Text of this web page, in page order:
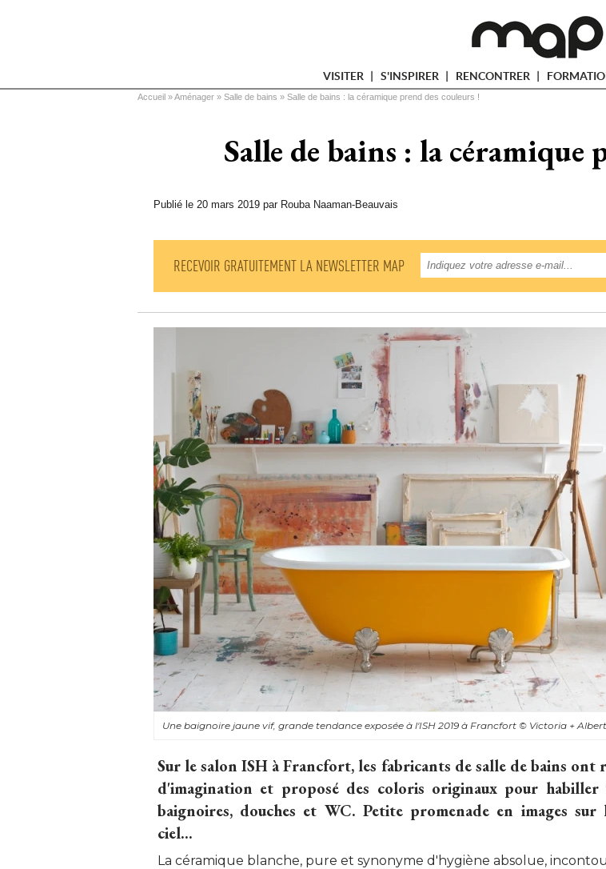
VISITER S'INSPIRER RENCONTRER
Vous êtes ici
Accueil » Aménager » Salle de bains » Salle de bains : la céramique prend des couleurs !
Salle de bains : la céramique
Publié le 20 mars 2019 par Rouba Naaman-Beauvais
RECEVOIR GRATUITEMENT LA NEWSLETTER MAP
Une baignoire jaune vif, grande tendance exposée à l'ISH 2019 à Francfort© Victoria + Albert
Sur le salon ISH à Francfort, les fabricants de salle de bains ont
d'imagination et proposé des coloris originaux pour habiller
baignoires, douches et WC. Petite promenade en images sur
ciel...
La céramique blanche, pure et synonyme d'hygiène absolue,